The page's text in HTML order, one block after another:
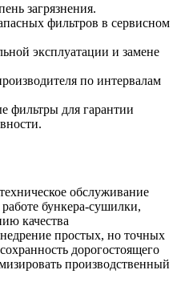
загрязнения.
фильтров в сервисном
эксплуатации и замене
по интервалам
фильтры для гарантии
обслуживание
бункера-сушилки,
качества
простых, но точных
дорогостоящего
производственный